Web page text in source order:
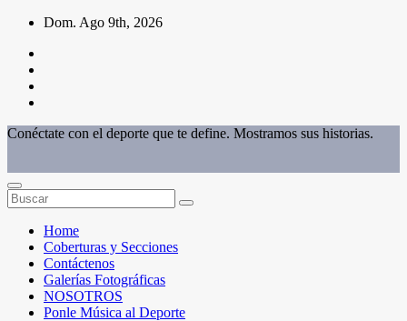
Saltar
contenido
Dom. Ago 9th, 2026
Conéctate con el deporte que te define. Mostramos sus historias.
Home
Coberturas y Secciones
Contáctenos
Galerías Fotográficas
NOSOTROS
Ponle Música al Deporte